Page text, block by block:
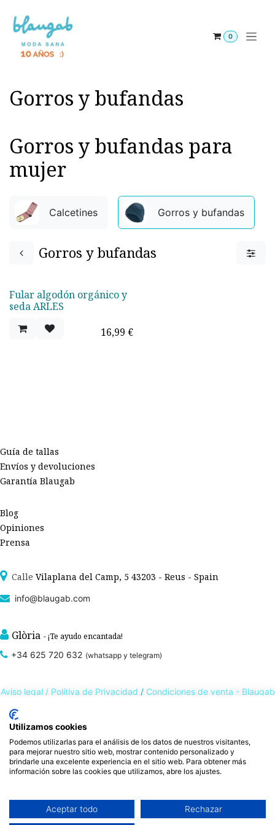
0
Gorros y bufandas
Gorros y bufandas para
mujer
Calcetines Gorros y bufandas
Gorros y bufandas
Fular algodón orgánico y
seda ARLES
16,99 €
Guía de tallas
Envíos y devoluciones
Garantía Blaugab
Blog
Opiniones
Prensa
Calle Vilaplana del Camp, 5 43203 - Reus - Spain
info@blaugab.com
Glòria - ¡Te ayudo encantada!
+34 625 720 632 (whatsapp y telegram)
Aviso legal / Polítiva de Privacidad / Condiciones de venta - Blaugab
Tienda online deropa ecológica, sostenible y de Comercio Justo. Especialistas en
ropa interior de algodón orgánico,como labraga algodóny otras prendas íntimas
sostenibles con certificado GOTS, que cuidan de ti, de las personas y del planeta.
Utilizamos cookies
Podemos utilizarlas para el análisis de los datos de nuestros visitantes,
para mejorar nuestro sitio web, mostrar contenido personalizado y
brindarle una excelente experiencia en el sitio web. Para obtener más
información sobre las cookies que utilizamos, abre los ajustes.
Aceptar todo Rechazar